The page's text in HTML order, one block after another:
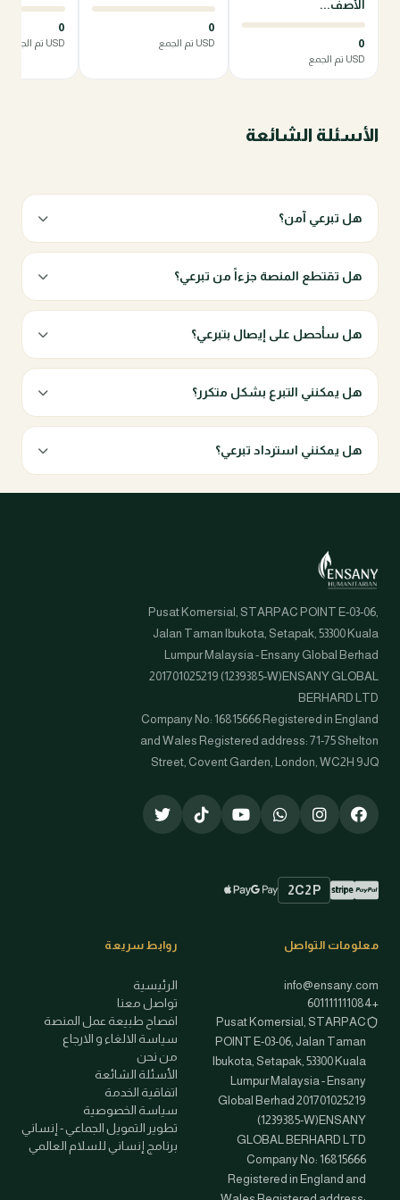
الأصف...
0
USD تم الجمع
0
USD تم الجمع
0
USD تم الجمع
الأسئلة الشائعة
هل تبرعي آمن؟
هل تقتطع المنصة جزءاً من تبرعي؟
هل سأحصل على إيصال بتبرعي؟
هل يمكنني التبرع بشكل متكرر؟
هل يمكنني استرداد تبرعي؟
Pusat Komersial, STARPAC POINT E-03-06,
Jalan Taman Ibukota, Setapak, 53300 Kuala
Lumpur Malaysia - Ensany Global Berhad
201701025219 (1239385-W)ENSANY GLOBAL
BERHARD LTD
Company No: 16815666 Registered in England
and Wales Registered address: 71-75 Shelton
Street, Covent Garden, London, WC2H 9JQ
طرق الدفع المتاحة
PayPal
Stripe
2C2P
Google Pay
Apple Pay
معلومات التواصل
info@ensany.com
+601111111084
Pusat Komersial, STARPAC
POINT E-03-06, Jalan Taman
Ibukota, Setapak, 53300 Kuala
Lumpur Malaysia - Ensany
Global Berhad 201701025219
(1239385-W)ENSANY
GLOBAL BERHARD LTD
Company No: 16815666
Registered in England and
روابط سريعة
الرئيسية
تواصل معنا
افصاح طبيعة عمل المنصة
سياسة الالغاء و الارجاع
من نحن
الأسئلة الشائعة
اتفاقية الخدمة
سياسة الخصوصية
تطوير التمويل الجماعي - إنساني
برنامج إنساني للسلام العالمي